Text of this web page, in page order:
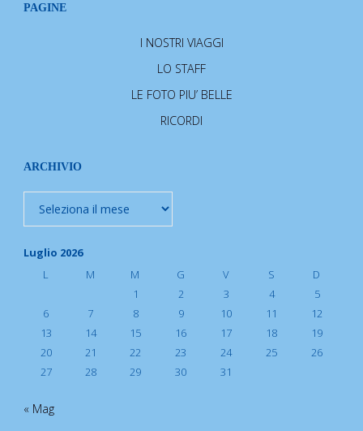
PAGINE
I NOSTRI VIAGGI
LO STAFF
LE FOTO PIU’ BELLE
RICORDI
ARCHIVIO
Luglio 2026
L
M M G V S
D
1
2 3 4
5
6
7 8 9 10 11
12
13
14 15 16 17 18
19
20
21 22 23 24 25
26
27
28 29 30 31
« Mag